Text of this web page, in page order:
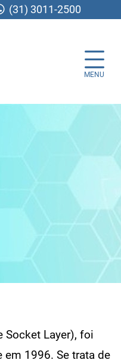
MENU
(31) 3011-2500
Socket Layer), foi
1996. Se trata de